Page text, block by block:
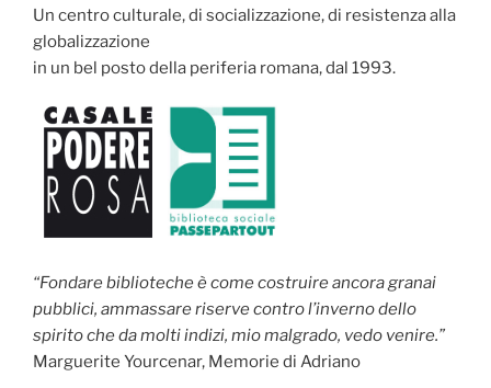
Un centro culturale, di socializzazione, di resistenza alla
globalizzazione
in un bel posto della periferia romana, dal 1993.
“Fondare biblioteche è come costruire ancora granai
pubblici, ammassare riserve contro l’inverno dello
spirito che da molti indizi, mio malgrado, vedo venire.”
Marguerite Yourcenar, Memorie di Adriano